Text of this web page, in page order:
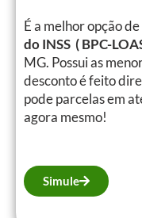
É a melhor opção
do INSS ( BPC-
MG. Possui as
desconto é feito
pode parcelas em
agora mesmo!
Simule